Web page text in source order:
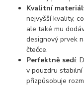
Kvalitní
nejvyšší kvality,
ale také mu
designový prvek
čtečce.
Perfektně sedí:
v pouzdru
přizpůsobuje